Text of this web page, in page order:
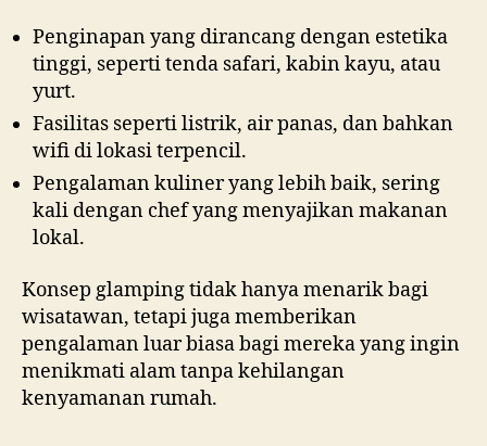
Penginapan yang dirancang dengan estetika
tinggi, seperti tenda safari, kabin kayu, atau
yurt.
Fasilitas seperti listrik, air panas, dan bahkan
wifi di lokasi terpencil.
Pengalaman kuliner yang lebih baik, sering
kali dengan chef yang menyajikan makanan
lokal.
Konsep glamping tidak hanya menarik bagi
wisatawan, tetapi juga memberikan
pengalaman luar biasa bagi mereka yang ingin
menikmati alam tanpa kehilangan
kenyamanan rumah.